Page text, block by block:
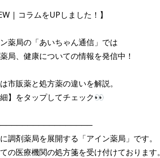
| コラムをUPしました！】
薬局の「あいちゃん通信」では
局、健康についての情報を発信中！
市販薬と処方薬の違いを解説。
細】をタップしてチェック👀
調剤薬局を展開する「アイン薬局」です。
の医療機関の処方箋を受け付けております。